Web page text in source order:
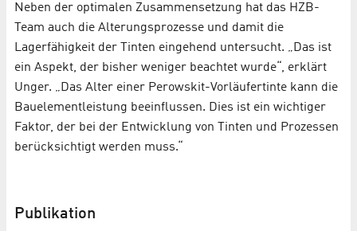
Neben der optimalen Zusammensetzung hat das HZB-
Team auch die Alterungsprozesse und damit die
Lagerfähigkeit der Tinten eingehend untersucht. „Das ist
ein Aspekt, der bisher weniger beachtet wurde“, erklärt
Unger. „Das Alter einer Perowskit-Vorläufertinte kann die
Bauelementleistung beeinflussen. Dies ist ein wichtiger
Faktor, der bei der Entwicklung von Tinten und Prozessen
berücksichtigt werden muss.“
Publikation